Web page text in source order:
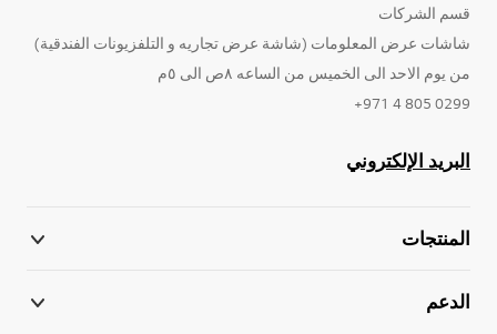
قسم الشركات
شاشات عرض المعلومات (شاشة عرض تجاريه و التلفزيونات الفندقية)
من يوم الاحد الى الخميس من الساعه ٨ص الى ٥م
0299 805 4 971+
البريد الإلكتروني
المنتجات
الدعم